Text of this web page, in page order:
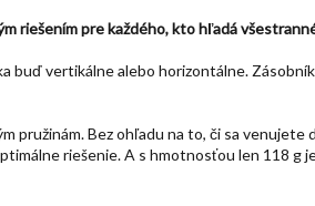
riešením pre každého, kto hľadá
buď vertikálne alebo horizontálne.
pružinám. Bez ohľadu na to, či sa
riešenie. A s hmotnosťou len 118 g